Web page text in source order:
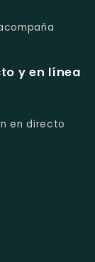
y en línea
en directo